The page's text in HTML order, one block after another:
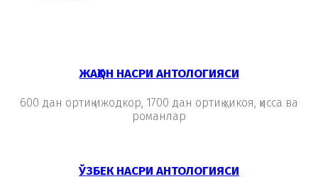
ЖАҲОН НАСРИ АНТОЛОГИЯСИ
600 дан ортиқ ижодкор, 1700 дан ортиқ ҳикоя, қисса ва
романлар
ЎЗБЕК НАСРИ АНТОЛОГИЯСИ